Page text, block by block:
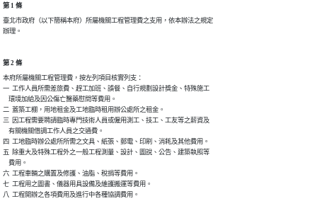
第 1 條
臺北市政府（以下簡稱本府）所屬機關工程管理費之支用，依本辦法之規定
辦理。
第 2 條
本府所屬機關工程管理費，按左列項目核實列支：
一  工作人員所需差旅費、趕工加班、誤餐、自行規劃設計獎金、特殊施工
    環境加給及因公傷亡醫藥慰問等費用。
二  蓋築工棚，用地租金及工地臨時租用辦公處所之租金。
三  因工程需要聘請臨時專門技術人員或僱用測工、技工、工友等之薪資及
    有關機關借調工作人員之交通費。
四  工地臨時辦公處所所需之文具、紙張、郵電、印刷、消耗及其他費用。
五  除重大及特殊工程外之一般工程測量、設計、圖說、公告、建築執照等
    費用。
六  工程車輛之購置及修護、油脂、稅捐等費用。
七  工程用之圖書、儀器用具設備及維護搬運等費用。
八  工程開辦之各項費用及進行中各種協調費用。